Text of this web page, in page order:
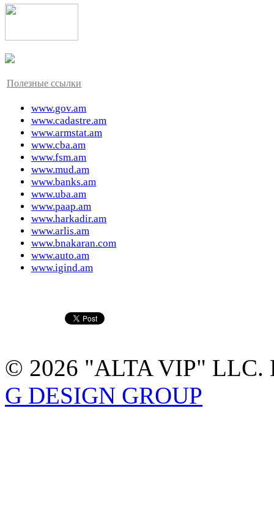
Полезные ссылки
www.gov.am
www.cadastre.am
www.armstat.am
www.cba.am
www.fsm.am
www.mud.am
www.banks.am
www.uba.am
www.paap.am
www.harkadir.am
www.arlis.am
www.bnakaran.com
www.auto.am
www.igind.am
© 2026 "ALTA VIP" LLC.
G DESIGN GROUP